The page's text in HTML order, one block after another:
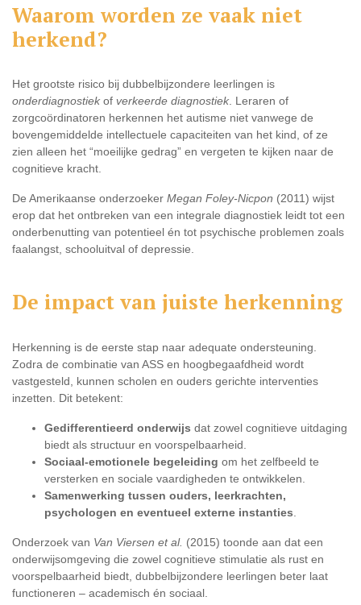
Waarom worden ze vaak niet
herkend?
Het grootste risico bij dubbelbijzondere leerlingen is
onderdiagnostiek of verkeerde diagnostiek . Leraren of
zorgcoördinatoren herkennen het autisme niet vanwege de
bovengemiddelde intellectuele capaciteiten van het kind, of ze
zien alleen het “moeilijke gedrag” en vergeten te kijken naar de
cognitieve kracht.
De Amerikaanse onderzoeker Megan Foley-Nicpon (2011) wijst
erop dat het ontbreken van een integrale diagnostiek leidt tot een
onderbenutting van potentieel én tot psychische problemen zoals
faalangst, schooluitval of depressie.
De impact van juiste herkenning
Herkenning is de eerste stap naar adequate ondersteuning.
Zodra de combinatie van ASS en hoogbegaafdheid wordt
vastgesteld, kunnen scholen en ouders gerichte interventies
inzetten. Dit betekent:
Gedifferentieerd onderwijs dat zowel cognitieve uitdaging
biedt als structuur en voorspelbaarheid.
Sociaal-emotionele begeleiding om het zelfbeeld te
versterken en sociale vaardigheden te ontwikkelen.
Samenwerking tussen ouders, leerkrachten,
psychologen en eventueel externe instanties
Onderzoek van Van Viersen et al. (2015) toonde aan dat een
onderwijsomgeving die zowel cognitieve stimulatie als rust en
voorspelbaarheid biedt, dubbelbijzondere leerlingen beter laat
functioneren – academisch én sociaal.